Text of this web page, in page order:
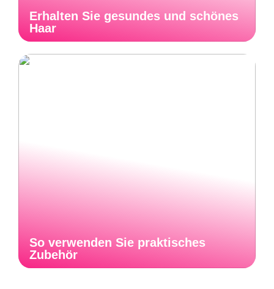
Erhalten Sie gesundes und schönes
Haar
So verwenden Sie praktisches
Zubehör